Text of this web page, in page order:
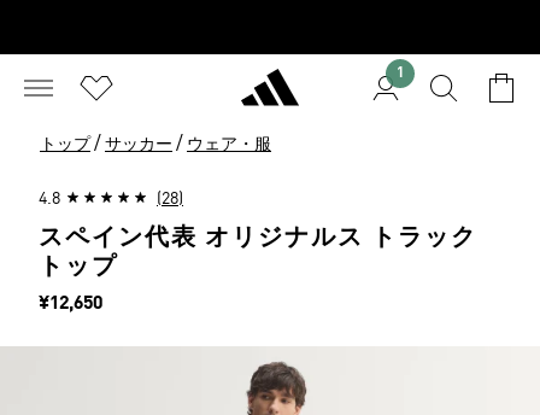
1
トップ / サッカー / ウェア・服
4.8 (28)
スペイン代表 オリジナルス トラック
トップ
価格
¥12,650